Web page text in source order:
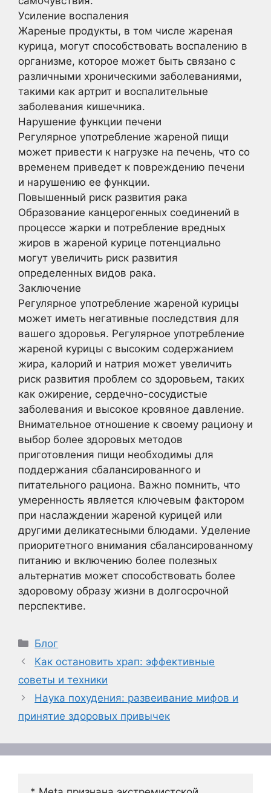
Усиление воспаления
Жареные продукты, в том числе жареная
курица, могут способствовать воспалению в
организме, которое может быть связано с
различными хроническими заболеваниями,
такими как артрит и воспалительные
заболевания кишечника.
Нарушение функции печени
Регулярное употребление жареной пищи
может привести к нагрузке на печень, что со
временем приведет к повреждению печени
и нарушению ее функции.
Повышенный риск развития рака
Образование канцерогенных соединений в
процессе жарки и потребление вредных
жиров в жареной курице потенциально
могут увеличить риск развития
определенных видов рака.
Заключение
Регулярное употребление жареной курицы
может иметь негативные последствия для
вашего здоровья. Регулярное употребление
жареной курицы с высоким содержанием
жира, калорий и натрия может увеличить
риск развития проблем со здоровьем, таких
как ожирение, сердечно-сосудистые
заболевания и высокое кровяное давление.
Внимательное отношение к своему рациону и
выбор более здоровых методов
приготовления пищи необходимы для
поддержания сбалансированного и
питательного рациона. Важно помнить, что
умеренность является ключевым фактором
при наслаждении жареной курицей или
другими деликатесными блюдами. Уделение
приоритетного внимания сбалансированному
питанию и включению более полезных
альтернатив может способствовать более
здоровому образу жизни в долгосрочной
перспективе.
Рубрики
Блог
Как остановить храп: эффективные
советы и техники
Наука похудения: развеивание мифов и
принятие здоровых привычек